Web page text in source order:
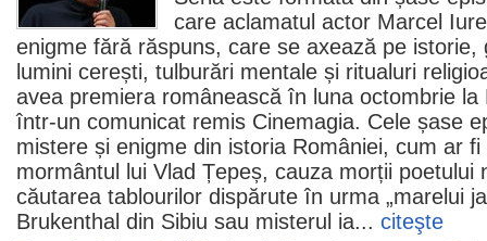
care aclamatul actor Marcel
enigme fără răspuns, care se axează pe istorie,
lumini cerești, tulburări mentale și ritualuri
avea premiera românească în luna octombrie
într-un comunicat remis Cinemagia. Cele șase
mistere și enigme din istoria României, cum ar
mormântul lui Vlad Țepeș, cauza morții poetului
căutarea tablourilor dispărute în urma „marelui
Brukenthal din Sibiu sau misterul ia... citeşte